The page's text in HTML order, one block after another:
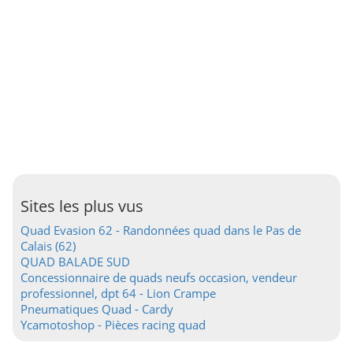
Sites les plus vus
Quad Evasion 62 - Randonnées quad dans le Pas de
Calais (62)
QUAD BALADE SUD
Concessionnaire de quads neufs occasion, vendeur
professionnel, dpt 64 - Lion Crampe
Pneumatiques Quad - Cardy
Ycamotoshop - Pièces racing quad